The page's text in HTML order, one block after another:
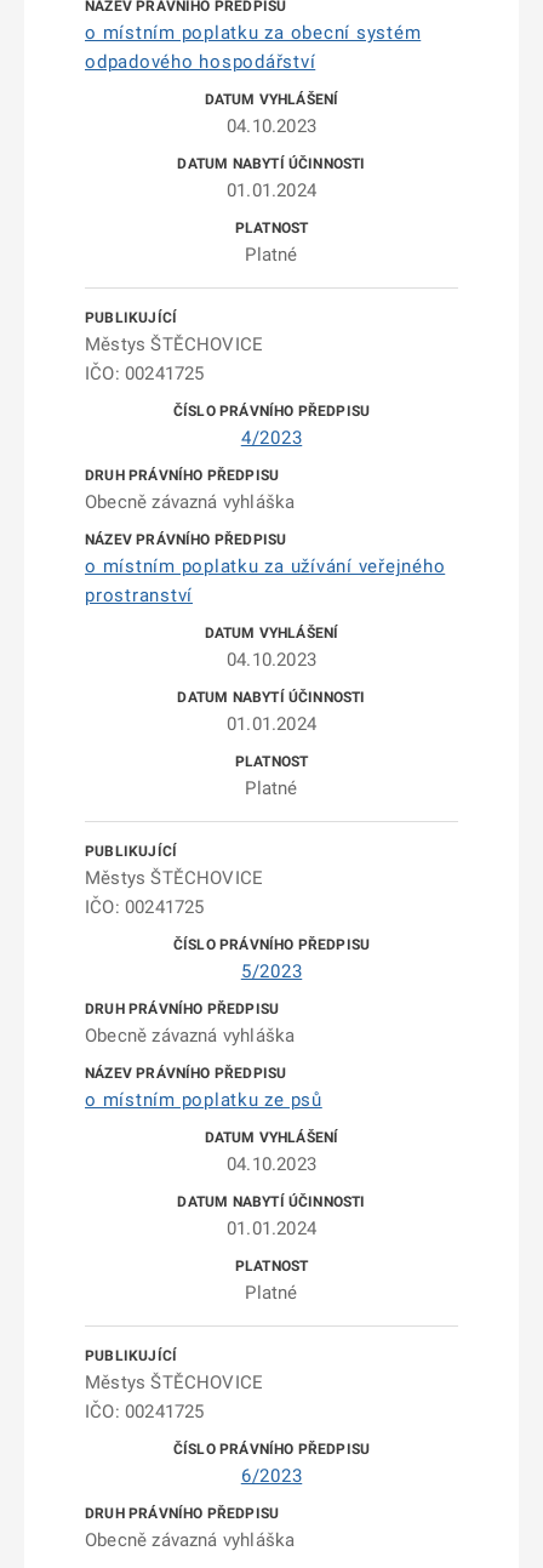
o místním poplatku za obecní systém
odpadového hospodářství
04.10.2023
01.01.2024
Platné
Městys ŠTĚCHOVICE
IČO: 00241725
4/2023
Obecně závazná vyhláška
o místním poplatku za užívání veřejného
prostranství
04.10.2023
01.01.2024
Platné
Městys ŠTĚCHOVICE
IČO: 00241725
5/2023
Obecně závazná vyhláška
o místním poplatku ze psů
04.10.2023
01.01.2024
Platné
Městys ŠTĚCHOVICE
IČO: 00241725
6/2023
Obecně závazná vyhláška